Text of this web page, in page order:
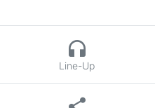
headphones
Line-Up